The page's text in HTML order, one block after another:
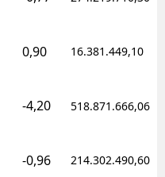
0,90 16.381.449,10
-4,20 518.871.666,06
-0,96 214.302.490,60